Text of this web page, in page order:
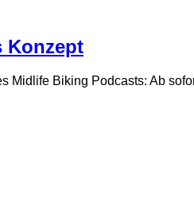
Konzept
Midlife Biking Podcasts: Ab